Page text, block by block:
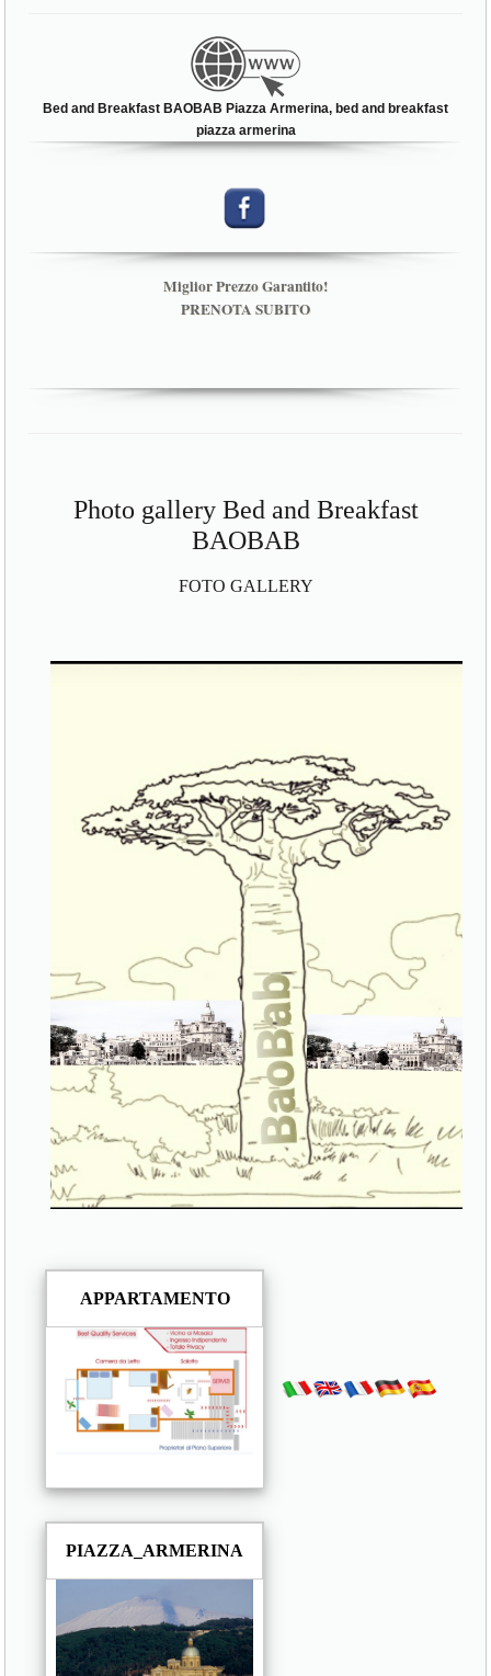
Bed and Breakfast BAOBAB Piazza Armerina, bed and breakfast
piazza armerina
Miglior Prezzo Garantito!
PRENOTA SUBITO
Photo gallery Bed and Breakfast
BAOBAB
FOTO GALLERY
APPARTAMENTO
PIAZZA_ARMERINA